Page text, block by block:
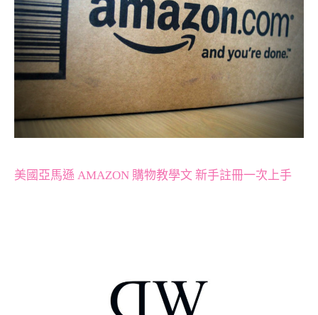
美國亞馬遜 AMAZON 購物教學文 新手註冊一次上手